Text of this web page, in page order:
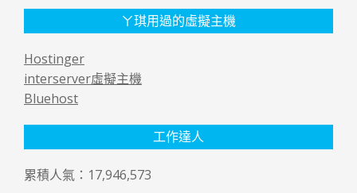
ㄚ琪用過的虛擬主機
Hostinger
interserver虛擬主機
Bluehost
工作達人
累積人氣：17,946,573